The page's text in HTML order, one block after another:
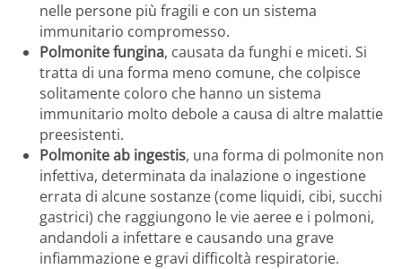
nelle persone più fragili e con un sistema
immunitario compromesso.
Polmonite fungina, causata da funghi e miceti. Si
tratta di una forma meno comune, che colpisce
solitamente coloro che hanno un sistema
immunitario molto debole a causa di altre malattie
preesistenti.
Polmonite ab ingestis, una forma di polmonite non
infettiva, determinata da inalazione o ingestione
errata di alcune sostanze (come liquidi, cibi, succhi
gastrici) che raggiungono le vie aeree e i polmoni,
andandoli a infettare e causando una grave
infiammazione e gravi difficoltà respiratorie.